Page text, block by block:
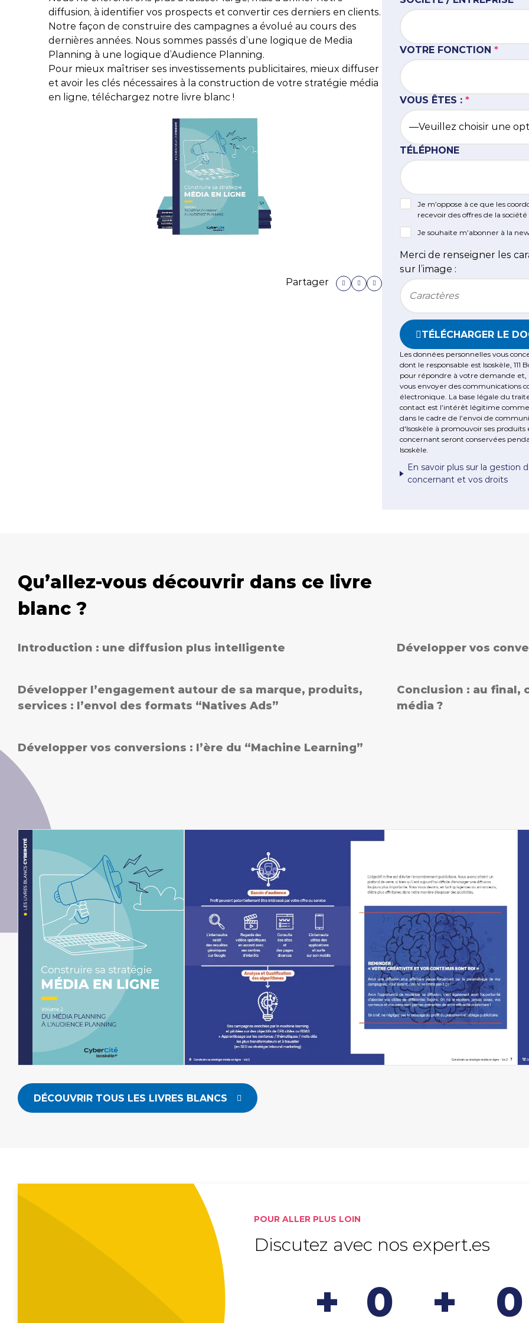
vos projets.
Toutes nos certifications
Stratégie Content Marketing
Global Search
R&D, Innovation et IA
Nantes
Rennes
Nos évènements
Nos outils
Nos clients
Business Cases
Témoignages clients
Workshops clients
diffusion, à identifier vos prospects et convertir ces derniers en clients.
Notre façon de construire des campagnes a évolué au cours des
dernières années. Nous sommes passés d’une logique de Media
Planning à une logique d’Audience Planning.
Pour mieux maîtriser ses investissements publicitaires, mieux diffuser
et avoir les clés nécessaires à la construction de votre stratégie média
en ligne, téléchargez notre livre blanc !
Partager
VOTRE FONCTION *
VOUS ÊTES : *
TÉLÉPHONE
Je m’oppose à ce que les
recevoir des offres de la
Je souhaite m’abonner à la
Merci de renseigner les
sur l’image :
Bitte geben Sie die im
TÉLÉCHARGER LE
Les données personnelles vous
dont le responsable est Isoskèle, 111
pour répondre à votre demande et,
vous envoyer des communications
électronique. La base légale du
contact est l’intérêt légitime
dans le cadre de l’envoi de
d'Isoskèle à promouvoir ses
concernant seront conservées
Isoskèle.
En savoir plus sur la gestion
concernant et vos droits
Qu’allez-vous découvrir dans ce livre
blanc ?
Introduction : une diffusion plus intelligente Développer vos
Développer l’engagement autour de sa marque, produits,
services : l’envol des formats “Natives Ads”
Conclusion : au final,
média ?
Développer vos conversions : l’ère du “Machine Learning”
DÉCOUVRIR TOUS LES LIVRES BLANCS
POUR ALLER PLUS LOIN
Discutez avec nos expert.es
+ 0 + 0